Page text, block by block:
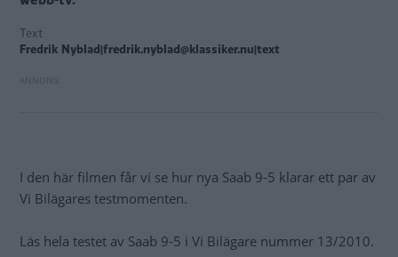
Text
Fredrik Nyblad|fredrik.nyblad@klassiker.nu|text
I den här filmen får vi se hur nya Saab 9-5 klarar ett par av
Vi Bilägares testmomenten.
Läs hela testet av Saab 9-5 i Vi Bilägare nummer 13/2010.